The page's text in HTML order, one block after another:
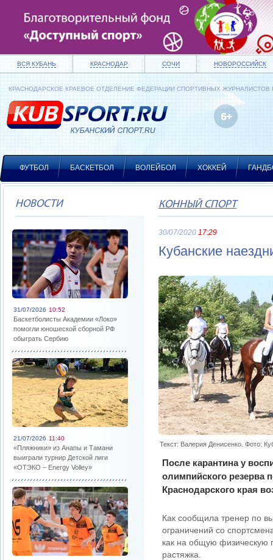
ВСЯ КУБАНЬ КРАСНОДАР СОЧИ НОВОРОССИЙСК
КРАСНОДАРСКОЕ КРАЕВОЕ ОТДЕЛЕНИЕ ФЕДЕРАЦИИ СПОРТИВНЫХ ЖУРНАЛИСТОВ
ФУТБОЛ БАСКЕТБОЛ ВОЛЕЙБОЛ ХОККЕЙ
НОВОСТИ
31/07/2026 10:52
Баскетболисты Академии «Локо»
помогли юношеской сборной РФ
обыграть Сербию
21/07/2026 11:40
«Пляжники» из Анапы и Тамани
выиграли турнир Детской лиги
«ОТЭКО – Energy Volley»
КОННЫЙ СПОРТ
30/07/2020 17:29
Кубанские
Текст: Валерия Денисенко. Фото:
После карантина у
олимпийского резерва
Краснодарского края
Как сообщила тренер по
ограничений со
как на общую физическую
растяжка.